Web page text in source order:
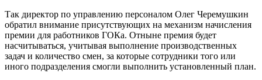
Так директор по управлению персоналом Олег Черемушкин
обратил внимание присутствующих на механизм начисления
премии для работников ГОКа. Отныне премия будет
насчитываться, учитывая выполнение производственных
задач и количество смен, за которые сотрудники того или
иного подразделения смогли выполнить установленный план.